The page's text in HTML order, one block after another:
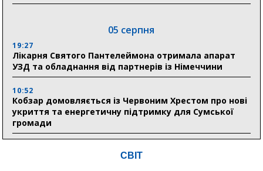
05 серпня
19:27
Лікарня Святого Пантелеймона отримала апарат
УЗД та обладнання від партнерів із Німеччини
10:52
Кобзар домовляється із Червоним Хрестом про нові
укриття та енергетичну підтримку для Сумської
громади
Понад 8 мільйонів книжок згоріли. Як допомогти
СВІТ